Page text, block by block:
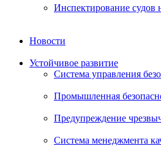
Инспектирование судов
Новости
Устойчивое развитие
Система управления
Промышленная
Предупреждение
Система менеджмента